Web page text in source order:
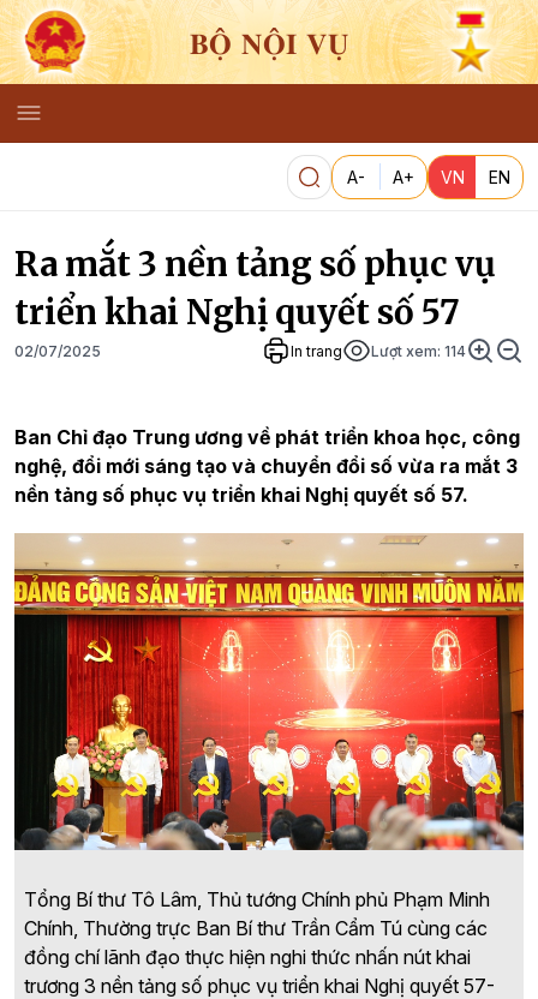
BỘ NỘI VỤ
A- A+ VN EN
Ra mắt 3 nền tảng số phục vụ
triển khai Nghị quyết số 57
02/07/2025 In trang Lượt xem: 114
Ban Chỉ đạo Trung ương về phát triển khoa học, công
nghệ, đổi mới sáng tạo và chuyển đổi số vừa ra mắt 3
nền tảng số phục vụ triển khai Nghị quyết số 57.
Tổng Bí thư Tô Lâm, Thủ tướng Chính phủ Phạm Minh
Chính, Thường trực Ban Bí thư Trần Cẩm Tú cùng các
đồng chí lãnh đạo thực hiện nghi thức nhấn nút khai
trương 3 nền tảng số phục vụ triển khai Nghị quyết 57-